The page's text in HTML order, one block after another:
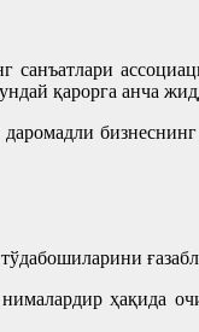
қарорга анча
ҳақида